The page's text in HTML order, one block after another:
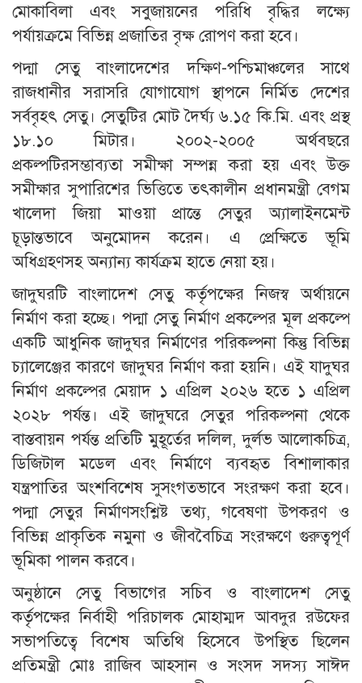
মোকাবিলা এবং সবুজায়নের পরিধি বৃদ্ধির লক্ষ্যে
পর্যায়ক্রমে বিভিন্ন প্রজাতির বৃক্ষ রোপণ করা হবে।
পদ্মা সেতু বাংলাদেশের দক্ষিণ-পশ্চিমাঞ্চলের সাথে
রাজধানীর সরাসরি যোগাযোগ স্থাপনে নির্মিত দেশের
সর্ববৃহৎ সেতু। সেতুটির মোট দৈর্ঘ্য ৬.১৫ কি.মি. এবং প্রস্থ
১৮.১০ মিটার। ২০০২-২০০৫ অর্থবছরে
প্রকল্পটিরসম্ভাব্যতা সমীক্ষা সম্পন্ন করা হয় এবং উক্ত
সমীক্ষার সুপারিশের ভিত্তিতে তৎকালীন প্রধানমন্ত্রী বেগম
খালেদা জিয়া মাওয়া প্রান্তে সেতুর অ্যালাইনমেন্ট
চূড়ান্তভাবে অনুমোদন করেন। এ প্রেক্ষিতে ভূমি
অধিগ্রহণসহ অন্যান্য কার্যক্রম হাতে নেয়া হয়।
জাদুঘরটি বাংলাদেশ সেতু কর্তৃপক্ষের নিজস্ব অর্থায়নে
নির্মাণ করা হচ্ছে। পদ্মা সেতু নির্মাণ প্রকল্পের মূল প্রকল্পে
একটি আধুনিক জাদুঘর নির্মাণের পরিকল্পনা কিন্তু বিভিন্ন
চ্যালেঞ্জের কারণে জাদুঘর নির্মাণ করা হয়নি। এই যাদুঘর
নির্মাণ প্রকল্পের মেয়াদ ১ এপ্রিল ২০২৬ হতে ১ এপ্রিল
২০২৮ পর্যন্ত। এই জাদুঘরে সেতুর পরিকল্পনা থেকে
বাস্তবায়ন পর্যন্ত প্রতিটি মুহূর্তের দলিল, দুর্লভ আলোকচিত্র,
ডিজিটাল মডেল এবং নির্মাণে ব্যবহৃত বিশালাকার
যন্ত্রপাতির অংশবিশেষ সুসংগতভাবে সংরক্ষণ করা হবে।
পদ্মা সেতুর নির্মাণসংশ্লিষ্ট তথ্য, গবেষণা উপকরণ ও
বিভিন্ন প্রাকৃতিক নমুনা ও জীববৈচিত্র সংরক্ষণে গুরুত্বপূর্ণ
ভূমিকা পালন করবে।
অনুষ্ঠানে সেতু বিভাগের সচিব ও বাংলাদেশ সেতু
কর্তৃপক্ষের নির্বাহী পরিচালক মোহাম্মদ আবদুর রউফের
সভাপতিত্বে বিশেষ অতিথি হিসেবে উপস্থিত ছিলেন
প্রতিমন্ত্রী মোঃ রাজিব আহসান ও সংসদ সদস্য সাঈদ